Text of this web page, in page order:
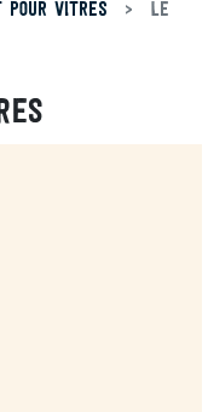
POUR VITRES
LE